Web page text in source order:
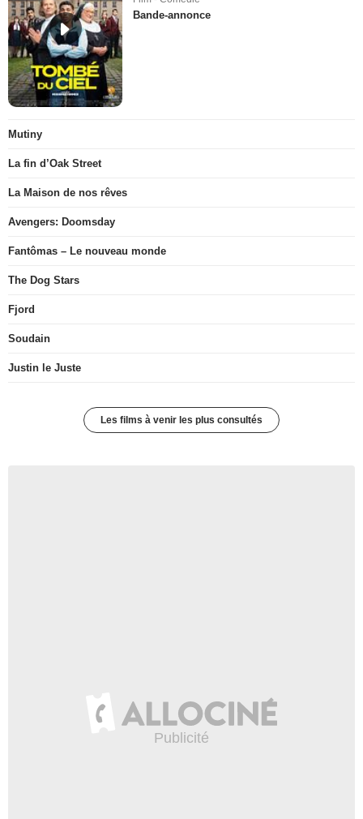
Bande-annonce
Mutiny
La fin d’Oak Street
La Maison de nos rêves
Avengers: Doomsday
Fantômas – Le nouveau monde
The Dog Stars
Fjord
Soudain
Justin le Juste
Les films à venir les plus consultés